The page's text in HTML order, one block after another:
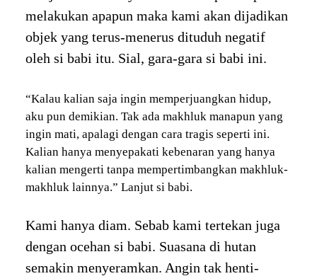
melakukan apapun maka kami akan dijadikan
objek yang terus-menerus dituduh negatif
oleh si babi itu. Sial, gara-gara si babi ini.
“Kalau kalian saja ingin memperjuangkan hidup,
aku pun demikian. Tak ada makhluk manapun yang
ingin mati, apalagi dengan cara tragis seperti ini.
Kalian hanya menyepakati kebenaran yang hanya
kalian mengerti tanpa mempertimbangkan makhluk-
makhluk lainnya.” Lanjut si babi.
Kami hanya diam. Sebab kami tertekan juga
dengan ocehan si babi. Suasana di hutan
semakin menyeramkan. Angin tak henti-